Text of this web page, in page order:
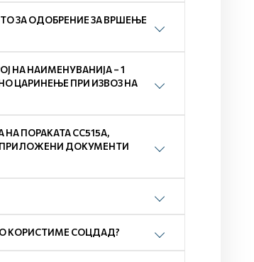
ЗА ОДОБРЕНИЕ ЗА ВРШЕЊЕ
НА НАИМЕНУВАНИЈА – 1
ЦАРИНЕЊЕ ПРИ ИЗВОЗ НА
ПОРАКАТА СС515А,
ПРИЛОЖЕНИ ДОКУМЕНТИ
КОРИСТИМЕ СОЦДАД?